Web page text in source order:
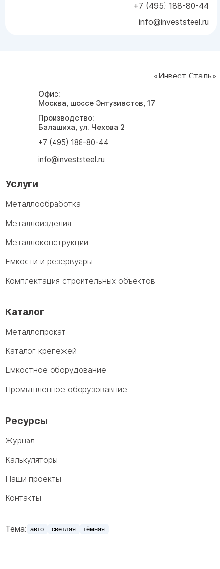
+7 (495) 188-80-44
info@investsteel.ru
«Инвест Сталь»
Офис:
Москва, шоссе Энтузиастов, 17
Производство:
Балашиха, ул. Чехова 2
+7 (495) 188-80-44
info@investsteel.ru
Услуги
Металлообработка
Металлоизделия
Металлоконструкции
Емкости и резервуары
Комплектация строительных объектов
Каталог
Металлопрокат
Каталог крепежей
Емкостное оборудование
Промышленное оборузовавние
Ресурсы
Журнал
Калькуляторы
Наши проекты
Контакты
Тема: авто светлая тёмная